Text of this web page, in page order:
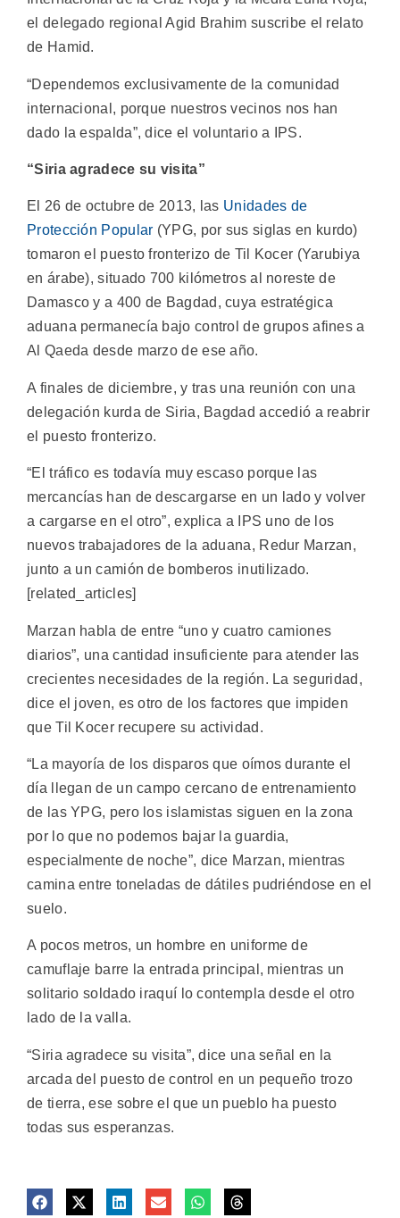
el delegado regional Agid Brahim suscribe el relato
de Hamid.
“Dependemos exclusivamente de la comunidad
internacional, porque nuestros vecinos nos han
dado la espalda”, dice el voluntario a IPS.
“Siria agradece su visita”
El 26 de octubre de 2013, las Unidades de
Protección Popular (YPG, por sus siglas en kurdo)
tomaron el puesto fronterizo de Til Kocer (Yarubiya
en árabe), situado 700 kilómetros al noreste de
Damasco y a 400 de Bagdad, cuya estratégica
aduana permanecía bajo control de grupos afines a
Al Qaeda desde marzo de ese año.
A finales de diciembre, y tras una reunión con una
delegación kurda de Siria, Bagdad accedió a reabrir
el puesto fronterizo.
“El tráfico es todavía muy escaso porque las
mercancías han de descargarse en un lado y volver
a cargarse en el otro”, explica a IPS uno de los
nuevos trabajadores de la aduana, Redur Marzan,
junto a un camión de bomberos inutilizado.
[related_articles]
Marzan habla de entre “uno y cuatro camiones
diarios”, una cantidad insuficiente para atender las
crecientes necesidades de la región. La seguridad,
dice el joven, es otro de los factores que impiden
que Til Kocer recupere su actividad.
“La mayoría de los disparos que oímos durante el
día llegan de un campo cercano de entrenamiento
de las YPG, pero los islamistas siguen en la zona
por lo que no podemos bajar la guardia,
especialmente de noche”, dice Marzan, mientras
camina entre toneladas de dátiles pudriéndose en el
suelo.
A pocos metros, un hombre en uniforme de
camuflaje barre la entrada principal, mientras un
solitario soldado iraquí lo contempla desde el otro
lado de la valla.
“Siria agradece su visita”, dice una señal en la
arcada del puesto de control en un pequeño trozo
de tierra, ese sobre el que un pueblo ha puesto
todas sus esperanzas.